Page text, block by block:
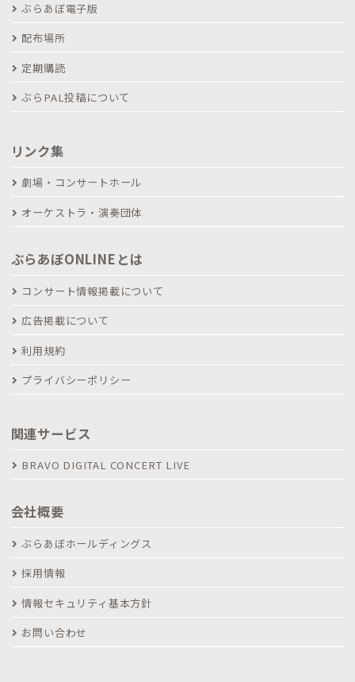
ぶらあぼ電子版
配布場所
定期購読
ぶらPAL投稿について
リンク集
劇場・コンサートホール
オーケストラ・演奏団体
ぶらあぼONLINEとは
コンサート情報掲載について
広告掲載について
利用規約
プライバシーポリシー
関連サービス
BRAVO DIGITAL CONCERT LIVE
会社概要
ぶらあぼホールディングス
採用情報
情報セキュリティ基本方針
お問い合わせ